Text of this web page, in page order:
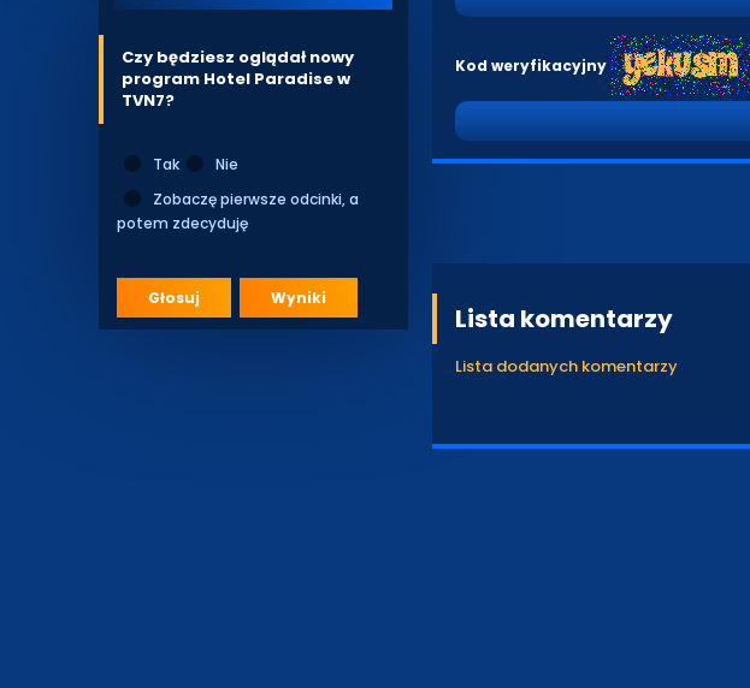
Czy będziesz oglądał nowy
program Hotel Paradise w
TVN7?
Tak
Nie
Zobaczę pierwsze odcinki, a
potem zdecyduję
Głosuj Wyniki
Kod weryfikacyjny
Lista komentarzy
Lista dodanych komentarzy